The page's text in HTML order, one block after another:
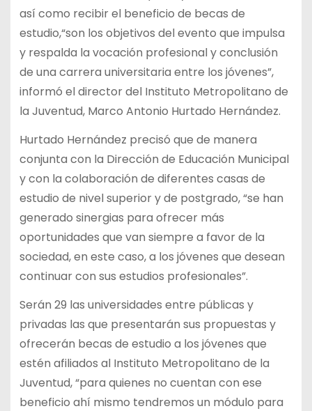
así como recibir el beneficio de becas de
estudio,“son los objetivos del evento que impulsa
y respalda la vocación profesional y conclusión
de una carrera universitaria entre los jóvenes”,
informó el director del Instituto Metropolitano de
la Juventud, Marco Antonio Hurtado Hernández.
Hurtado Hernández precisó que de manera
conjunta con la Dirección de Educación Municipal
y con la colaboración de diferentes casas de
estudio de nivel superior y de postgrado, “se han
generado sinergias para ofrecer más
oportunidades que van siempre a favor de la
sociedad, en este caso, a los jóvenes que desean
continuar con sus estudios profesionales”.
Serán 29 las universidades entre públicas y
privadas las que presentarán sus propuestas y
ofrecerán becas de estudio a los jóvenes que
estén afiliados al Instituto Metropolitano de la
Juventud, “para quienes no cuentan con ese
beneficio ahí mismo tendremos un módulo para